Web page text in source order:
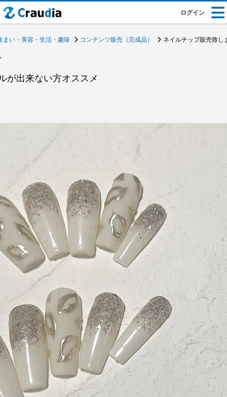
ログイン
まい・美容・生活・趣味 コンテンツ販売（完成品） ネイルチップ販売致し
が出来ない方オススメ